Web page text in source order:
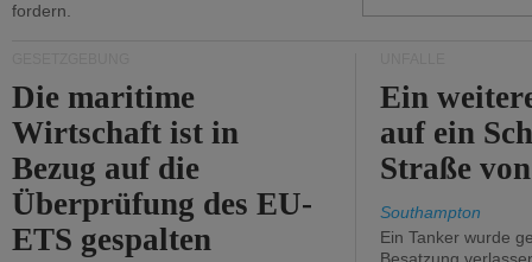
fordern.
Die maritime
Wirtschaft ist in
Bezug auf die
Überprüfung des EU-
ETS gespalten
Ein
auf ein
Straße
Southampton
Ein Tanker wurde